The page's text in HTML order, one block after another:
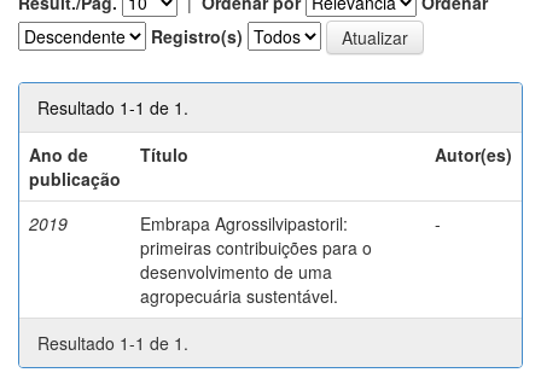
Registro(s)
Resultado 1-1 de 1.
Ano de
publicação
Título Autor(es)
2019
Embrapa Agrossilvipastoril:
primeiras contribuições para o
desenvolvimento de uma
agropecuária sustentável.
-
Resultado 1-1 de 1.